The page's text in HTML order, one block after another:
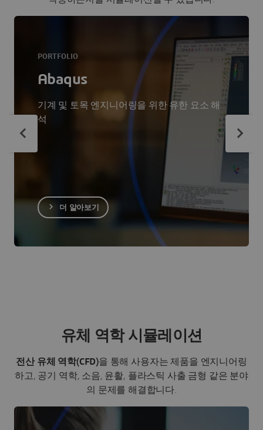
PORTFOLIO
Abaqus
기계 및 토목 엔지니어링을 위한 유한 요소 해
석
더 알아보기
유체 역학 시뮬레이션
전산 유체 역학(CFD)을 통해 사용자는 제품을 엔지니어링
하고, 공기 역학, 소음, 윤활, 플라스틱 사출 금형 같은 분야
의 문제를 해결합니다.